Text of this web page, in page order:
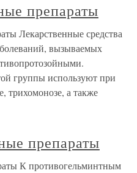
препараты
Лекарственные средства
вызываемых
группы используют при
трихомонозе, а также
препараты
К противогельминтным